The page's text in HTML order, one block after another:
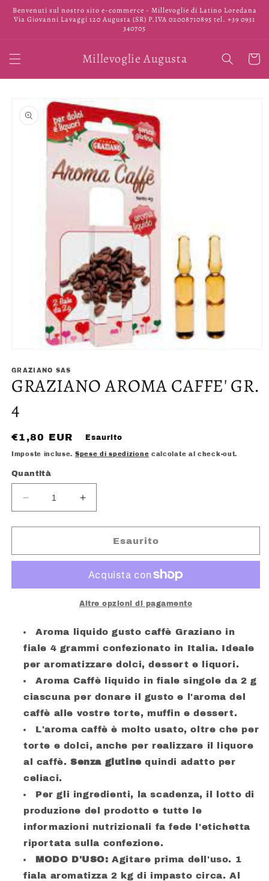
direttamente
ai contenuti
Benvenuti sul nostro sito e-commerce - Millevoglie di Latino Loredana
Via Giovanni Lavaggi 120 Augusta (SR) P.IVA 02008710895 tel. +39 0931
340705
Millevoglie Augusta
Passa alle
informazioni
sul prodotto
multimediali
1
in
modale
GRAZIANO SAS
GRAZIANO AROMA CAFFE' GR.
4
Prezzo
di
€1,80 EUR Esaurito
Imposte incluse. Spese di spedizione calcolate al check-out.
Quantità
Diminuisci
quantità
per
AROMA
4
Aumenta
quantità
per
GRAZIANO
AROMA
GR.
4
Esaurito
Altre opzioni di pagamento
Aroma liquido gusto caffè Graziano in
fiale 4 grammi confezionato in Italia. Ideale
per aromatizzare dolci, dessert e liquori.
Aroma Caffè liquido in fiale singole da 2 g
ciascuna per donare il gusto e l'aroma del
caffè alle vostre torte, muffin e dessert.
L'aroma caffè è molto usato, oltre che per
torte e dolci, anche per realizzare il liquore
al caffè. Senza glutinequindi adatto per
celiaci.
Per gli ingredienti, la scadenza, il lotto di
produzione del prodotto e tutte le
informazioni nutrizionali fa fede l'etichetta
riportata sulla confezione.
MODO D'USO: Agitare prima dell'uso. 1
fiala aromatizza 2 kg di impasto circa. Al